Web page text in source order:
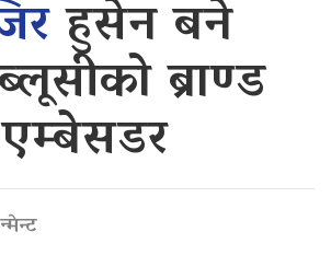
हुसेन बने
ब्राण्ड
एम्बेसडर